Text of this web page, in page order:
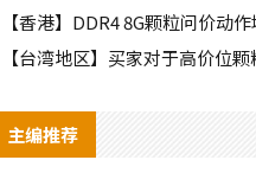
主编推荐